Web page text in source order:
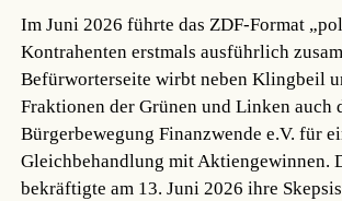
Im Juni 2026 führte das ZDF-Format
Kontrahenten erstmals ausführlich
Befürworterseite wirbt neben Klingbeil
Fraktionen der Grünen und Linken auch
Bürgerbewegung Finanzwende e.V. für
Gleichbehandlung mit Aktiengewinnen.
bekräftigte am 13. Juni 2026 ihre